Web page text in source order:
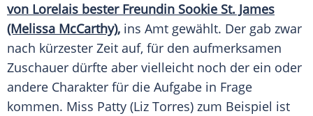
von Lorelais bester Freundin Sookie St. James
(Melissa McCarthy), ins Amt gewählt. Der gab zwar
nach kürzester Zeit auf, für den aufmerksamen
Zuschauer dürfte aber vielleicht noch der ein oder
andere Charakter für die Aufgabe in Frage
kommen. Miss Patty (Liz Torres) zum Beispiel ist